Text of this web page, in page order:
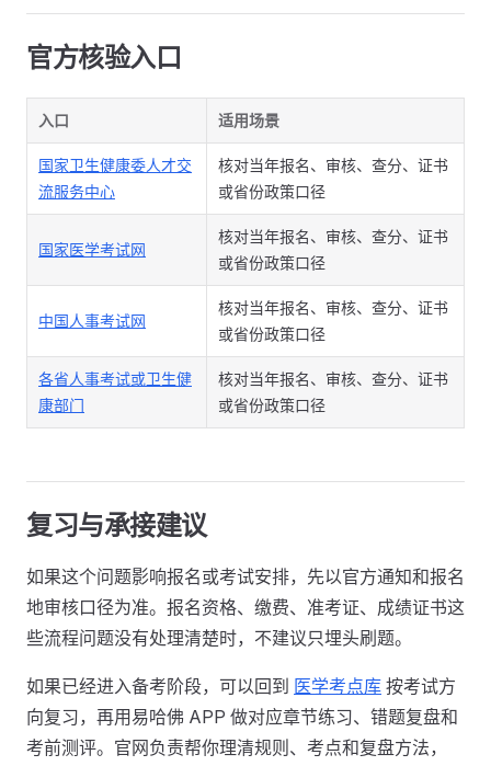
官方核验入口
入口 适用场景
国家卫生健康委人才交
流服务中心
核对当年报名、审核、查分、证书
或省份政策口径
国家医学考试网
核对当年报名、审核、查分、证书
或省份政策口径
中国人事考试网
核对当年报名、审核、查分、证书
或省份政策口径
各省人事考试或卫生健
康部门
核对当年报名、审核、查分、证书
或省份政策口径
复习与承接建议
如果这个问题影响报名或考试安排，先以官方通知和报名
地审核口径为准。报名资格、缴费、准考证、成绩证书这
些流程问题没有处理清楚时，不建议只埋头刷题。
如果已经进入备考阶段，可以回到 医学考点库 按考试方
向复习，再用易哈佛 APP 做对应章节练习、错题复盘和
考前测评。官网负责帮你理清规则、考点和复盘方法，